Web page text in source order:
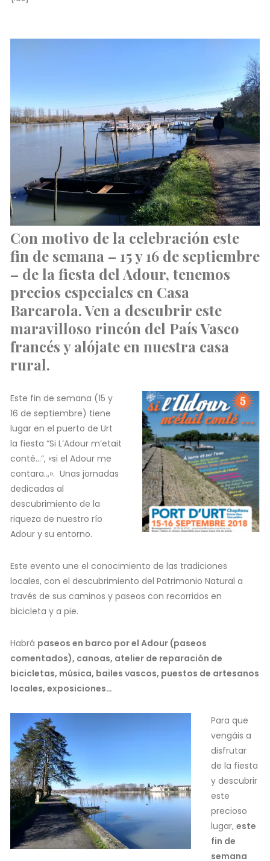
Con motivo de la celebración este
fin de semana – 15 y 16 de septiembre
– de la fiesta del Adour, tenemos
precios especiales en Casa
Barcarola. Ven a descubrir este
maravilloso rincón del País Vasco
francés y alójate en nuestra casa
rural.
Este fin de semana (15 y
16 de septiembre) tiene
lugar en el puerto de Urt
la fiesta “Si L’Adour m’etait
conté…”, «si el Adour me
contara..,». Unas jornadas
dedicadas al
descubrimiento de la
riqueza de nuestro río
Adour y su entorno.
Este evento une el conocimiento de las tradiciones
locales, con el descubrimiento del Patrimonio Natural a
través de sus caminos y paseos con recorridos en
bicicleta y a pie.
Habrá paseos en barco por el Adour (paseos
comentados), canoas, atelier de reparación de
bicicletas, música, bailes vascos, puestos de artesanos
locales, exposiciones…
Para que
vengáis a
disfrutar
de la fiesta
y descubrir
este
precioso
lugar,este
fin de
semana